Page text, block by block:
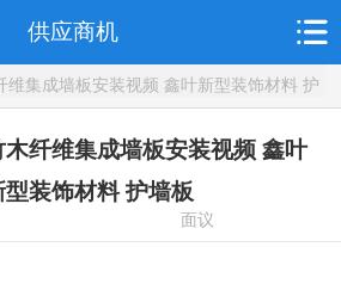
供应商机
集成墙板安装视频 鑫叶新型装饰材料 护
木纤维集成墙板安装视频 鑫叶
型装饰材料 护墙板
面议